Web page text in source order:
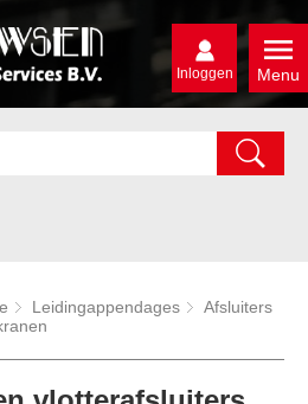
Menu
Inloggen
Leidingappendages
Afsluiters